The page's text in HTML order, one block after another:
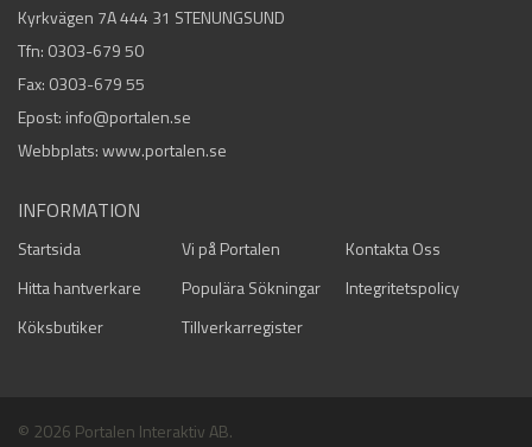
Kyrkvägen 7A 444 31 STENUNGSUND
Tfn: 0303-679 50
Fax: 0303-679 55
Epost: info@portalen.se
Webbplats: www.portalen.se
INFORMATION
Startsida Vi på Portalen
Kontakta Oss
Hitta hantverkare
Populära Sökningar
Integritetspolicy
Köksbutiker
Tillverkarregister
© 2026 Portalen Interaktiv AB.